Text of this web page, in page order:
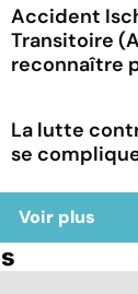
Accident
Transitoire
reconnaître
La lutte
se
Voir plus